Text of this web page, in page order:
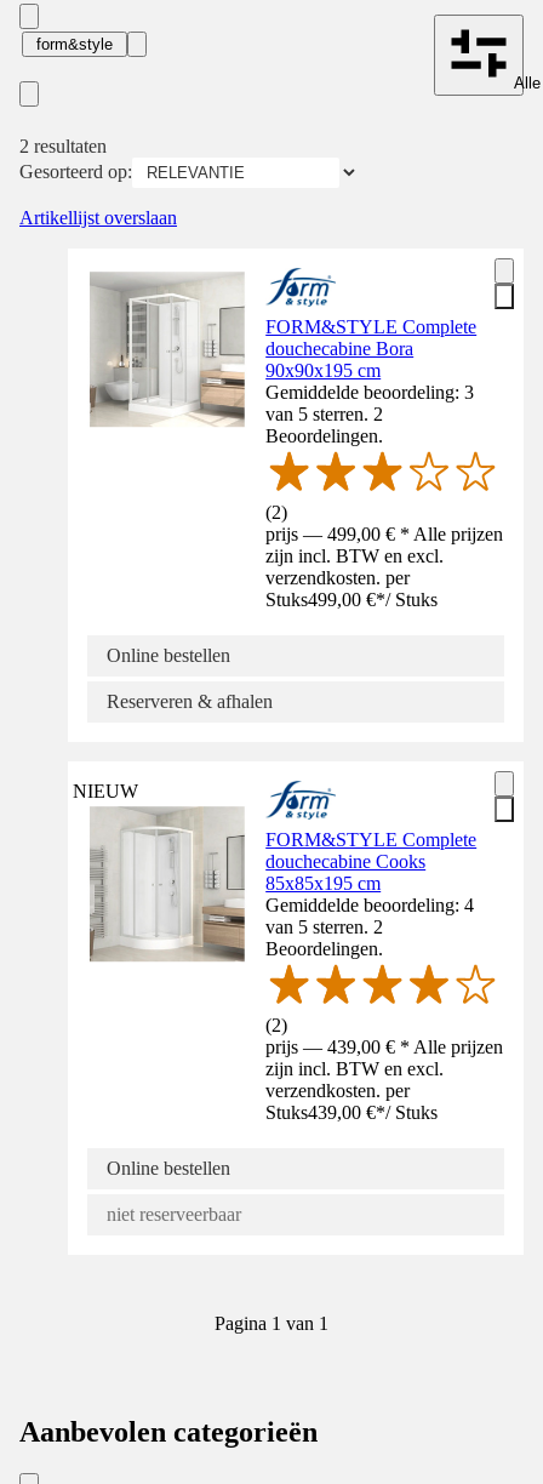
form&style
2 resultaten
Gesorteerd op:
Artikellijst overslaan
FORM&STYLE Complete
douchecabine Bora
90x90x195 cm
Gemiddelde beoordeling: 3
van 5 sterren. 2
Beoordelingen.
(2)
prijs — 499,00 € * Alle prijzen
zijn incl. BTW en excl.
verzendkosten. per
Stuks499,00 €*/ Stuks
Online bestellen
Reserveren & afhalen
NIEUW
FORM&STYLE Complete
douchecabine Cooks
85x85x195 cm
Gemiddelde beoordeling: 4
van 5 sterren. 2
Beoordelingen.
(2)
prijs — 439,00 € * Alle prijzen
zijn incl. BTW en excl.
verzendkosten. per
Stuks439,00 €*/ Stuks
Online bestellen
niet reserveerbaar
Pagina 1 van 1
Aanbevolen categorieën